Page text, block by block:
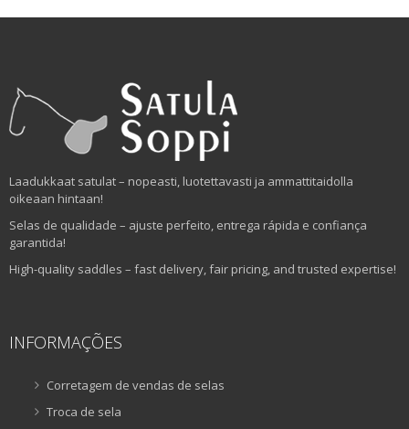
Laadukkaat satulat – nopeasti, luotettavasti ja ammattitaidolla
oikeaan hintaan!
Selas de qualidade – ajuste perfeito, entrega rápida e confiança
garantida!
High-quality saddles – fast delivery, fair pricing, and trusted expertise!
INFORMAÇÕES
Corretagem de vendas de selas
Troca de sela